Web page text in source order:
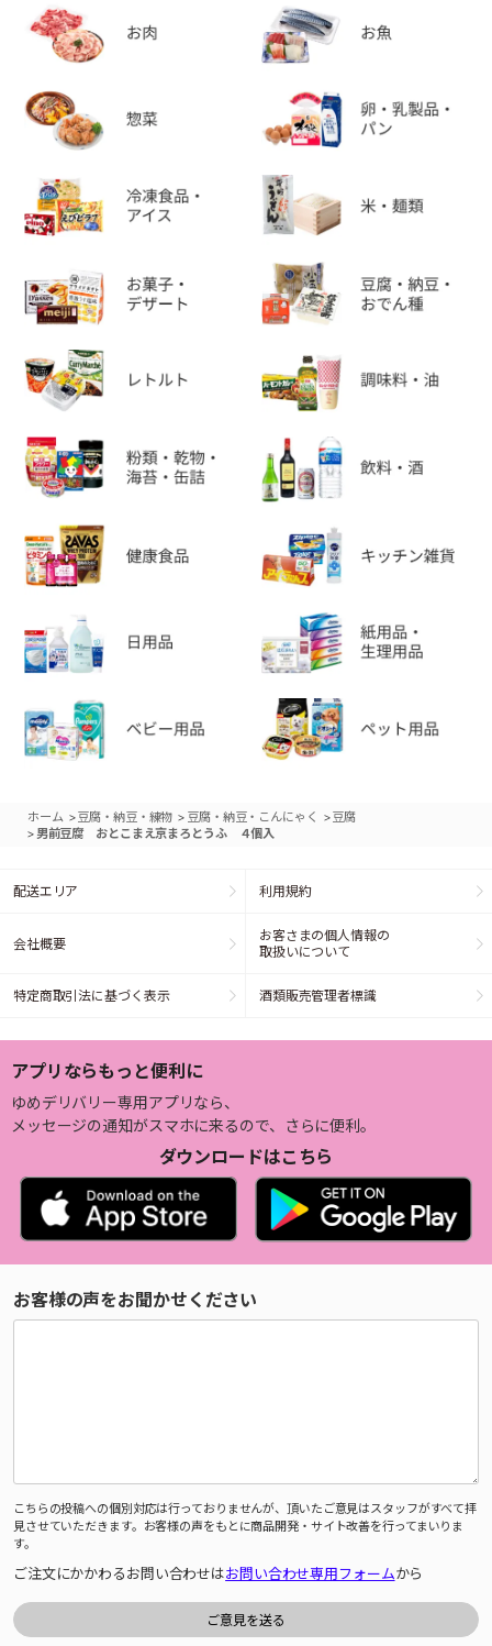
ホーム >豆腐・納豆・練物 > 豆腐・納豆・こんにゃく >豆腐
> 男前豆腐 おとこまえ京まろとうふ ４個入
配送エリア 利用規約
会社概要
お客さまの個人情報の
取扱いについて
特定商取引法に基づく表示 酒類販売管理者標識
アプリならもっと便利に
ゆめデリバリー専用アプリなら、
メッセージの通知がスマホに来るので、さらに便利。
ダウンロードはこちら
お客様の声をお聞かせください
こちらの投稿への個別対応は行っておりませんが、頂いたご意見はスタッフがすべて拝
見させていただきます。お客様の声をもとに商品開発・サイト改善を行ってまいりま
す。
ご注文にかかわるお問い合わせはお問い合わせ専用フォームから